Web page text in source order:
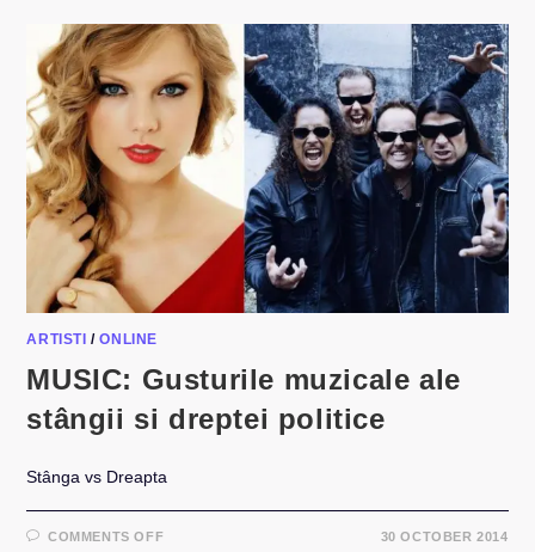
08
2017
ARTISTI /ONLINE
MUSIC: Gusturile muzicale ale
stângii si dreptei politice
Stânga vs Dreapta
COMMENTS OFFON
30 OCTOBER 2014